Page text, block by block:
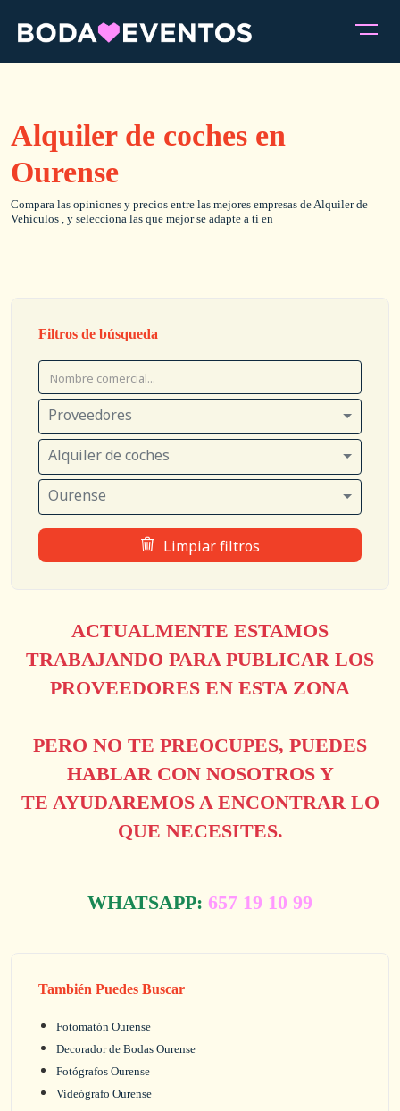
Alquiler de coches en
Ourense
Compara las opiniones y precios entre las mejores empresas de Alquiler de
Vehículos , y selecciona las que mejor se adapte a ti en
Filtros de búsqueda
Proveedores
Alquiler de coches
Ourense
Limpiar filtros
ACTUALMENTE ESTAMOS
TRABAJANDO PARA PUBLICAR LOS
PROVEEDORES EN ESTA ZONA
PERO NO TE PREOCUPES, PUEDES
HABLAR CON NOSOTROS Y
TE AYUDAREMOS A ENCONTRAR LO
QUE NECESITES.
WHATSAPP: 657 19 10 99
También Puedes Buscar
Fotomatón Ourense
Decorador de Bodas Ourense
Fotógrafos Ourense
Videógrafo Ourense